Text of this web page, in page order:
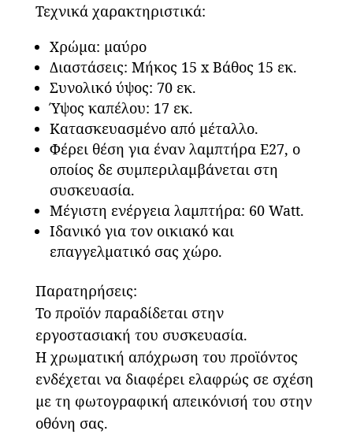
Τεχνικά χαρακτηριστικά:
Χρώμα: μαύρο
Διαστάσεις: Μήκος 15 x Βάθος 15 εκ.
Συνολικό ύψος: 70 εκ.
Ύψος καπέλου: 17 εκ.
Κατασκευασμένο από μέταλλο.
Φέρει θέση για έναν λαμπτήρα Ε27, ο
οποίος δε συμπεριλαμβάνεται στη
συσκευασία.
Μέγιστη ενέργεια λαμπτήρα: 60 Watt.
Ιδανικό για τον οικιακό και
επαγγελματικό σας χώρο.
Παρατηρήσεις:
Το προϊόν παραδίδεται στην
εργοστασιακή του συσκευασία.
Η χρωματική απόχρωση του προϊόντος
ενδέχεται να διαφέρει ελαφρώς σε σχέση
με τη φωτογραφική απεικόνισή του στην
οθόνη σας.